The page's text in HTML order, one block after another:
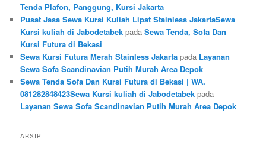
Tenda Plafon, Panggung, Kursi Jakarta
Pusat Jasa Sewa Kursi Kuliah Lipat Stainless JakartaSewa
Kursi kuliah di Jabodetabek padaSewa Tenda, Sofa Dan
Kursi Futura di Bekasi
Sewa Kursi Futura Merah Stainless Jakarta pada Layanan
Sewa Sofa Scandinavian Putih Murah Area Depok
Sewa Tenda Sofa Dan Kursi Futura di Bekasi | WA.
081282848423Sewa Kursi kuliah di Jabodetabek pada
Layanan Sewa Sofa Scandinavian Putih Murah Area Depok
ARSIP